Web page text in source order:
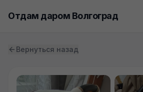
Отдам даром Волгоград
Вернуться назад